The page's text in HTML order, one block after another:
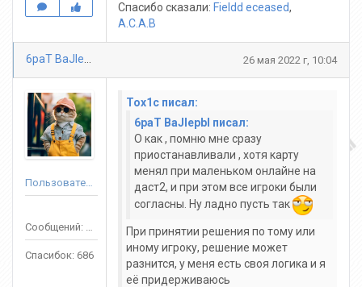
Спасибо сказали: Fieldd eceased,
A.C.A.B
26 мая 2022 г, 10:04
Пользователь
Сообщений: 3688
Спасибок: 686
Tox1c писал:
6paT BaJlepbl писал:
О как , помню мне сразу
приостанавливали , хотя карту
менял при маленьком онлайне на
даст2, и при этом все игроки были
согласны. Ну ладно пусть так
При принятии решения по тому или
иному игроку, решение может
разнится, у меня есть своя логика и я
её придерживаюсь